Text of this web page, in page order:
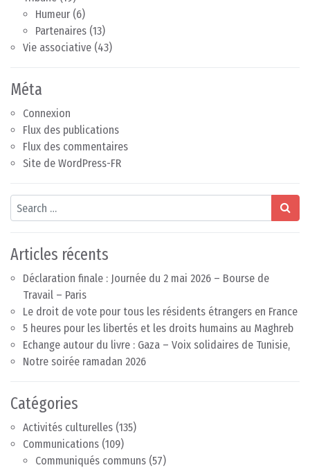
Humeur (6)
Partenaires (13)
Vie associative (43)
Méta
Connexion
Flux des publications
Flux des commentaires
Site de WordPress-FR
Search
Articles récents
Déclaration finale : Journée du 2 mai 2026 – Bourse de
Travail – Paris
Le droit de vote pour tous les résidents étrangers en France
5 heures pour les libertés et les droits humains au Maghreb
Echange autour du livre : Gaza – Voix solidaires de Tunisie,
Notre soirée ramadan 2026
Catégories
Activités culturelles (135)
Communications (109)
Communiqués communs (57)